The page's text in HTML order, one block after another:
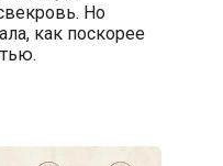
Но
как поскорее